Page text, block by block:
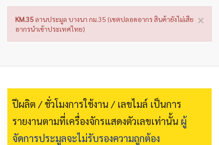
×
KM.35ลานประมูล บางนา กม.35 (เขตปลอดอากร สินค้ายังไม่เสีย
อากรนำเข้าประเทศไทย)
ปีผลิต / ชั่วโมงการใช้งาน / เลขไมล์ เป็นการ
รายงานตามที่เครื่องจักรแสดงตัวเลขเท่านั้น ผู้
จัดการประมูลจะไม่รับรองความถูกต้อง